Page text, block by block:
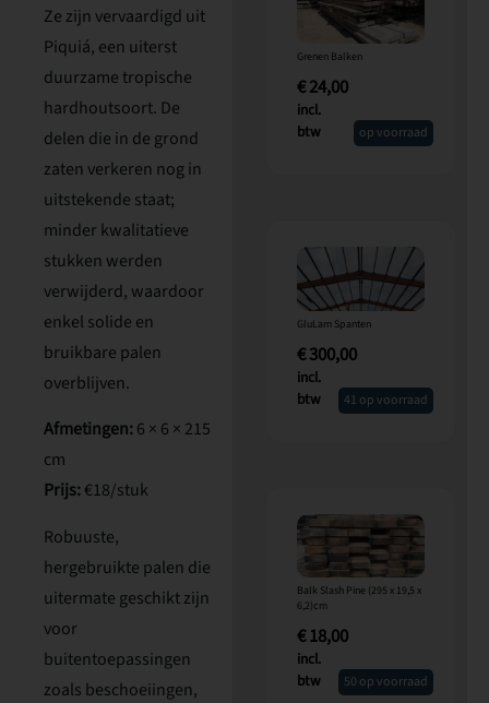
Ze zijn vervaardigd uit
Piquiá, een uiterst
duurzame tropische
hardhoutsoort. De
delen die in de grond
zaten verkeren nog in
uitstekende staat;
minder kwalitatieve
stukken werden
verwijderd, waardoor
enkel solide en
bruikbare palen
overblijven.
Afmetingen:6 × 6 × 215
cm
Prijs:€18/stuk
Robuuste,
hergebruikte palen die
uitermate geschikt zijn
voor
buitentoepassingen
zoals beschoeiingen,
Grenen Balken
€24,00
incl.
btw
op voorraad
GluLam Spanten
€300,00
incl.
btw
41 op voorraad
Balk Slash Pine (295 x 19,5 x
6,2)cm
€18,00
incl.
btw
50 op voorraad